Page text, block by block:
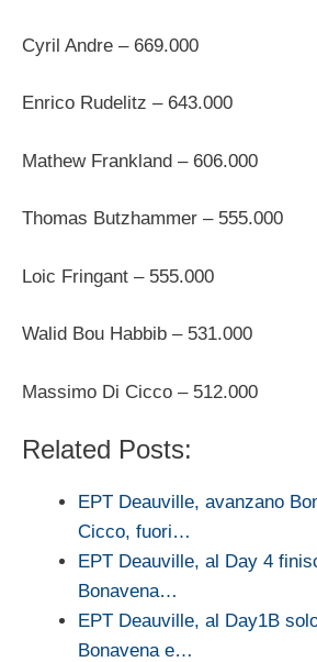
Cyril Andre – 669.000
Enrico Rudelitz – 643.000
Mathew Frankland – 606.000
Thomas Butzhammer – 555.000
Loic Fringant – 555.000
Walid Bou Habbib – 531.000
Massimo Di Cicco – 512.000
Related Posts:
EPT Deauville, avanzano
Cicco, fuori…
EPT Deauville, al Day 4
Bonavena…
EPT Deauville, al Day1B
Bonavena e…